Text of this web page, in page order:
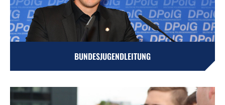
BUNDESJUGENDLEITUNG